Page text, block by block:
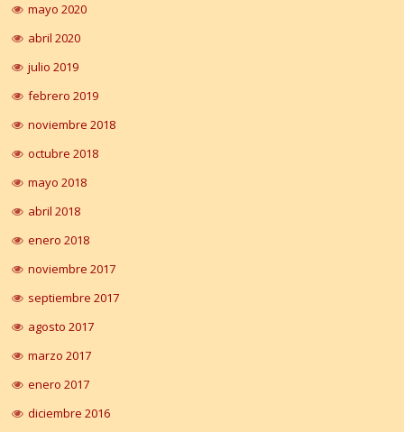
mayo 2020
abril 2020
julio 2019
febrero 2019
noviembre 2018
octubre 2018
mayo 2018
abril 2018
enero 2018
noviembre 2017
septiembre 2017
agosto 2017
marzo 2017
enero 2017
diciembre 2016